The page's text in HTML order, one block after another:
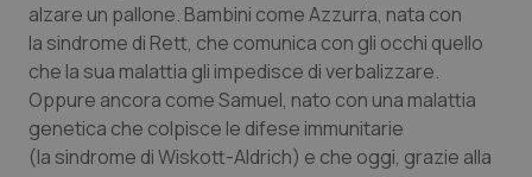
Quotidiano Oncologia
Quotidiano Pediatria
Rene & patologie urogenitali
alzare un pallone. Bambini come Azzurra, nata con
la sindrome di Rett, che comunica con gli occhi quello
che la sua malattia gli impedisce di verbalizzare.
Oppure ancora come Samuel, nato con una malattia
genetica che colpisce le difese immunitarie
(la sindrome di Wiskott-Aldrich) e che oggi, grazie alla